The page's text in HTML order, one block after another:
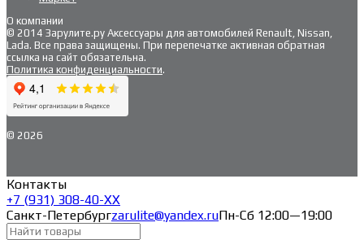
О компании
© 2014 Зарулите.ру Аксессуары для автомобилей Renault, Nissan,
Lada. Все права защищены. При перепечатке активная обратная
ссылка на сайт обязательна.
Политика конфиденциальности.
© 2026
Контакты
+7 (931) 308-40-ХХ
Санкт-Петербургzarulite@yandex.ruПн-Сб 12:00—19:00